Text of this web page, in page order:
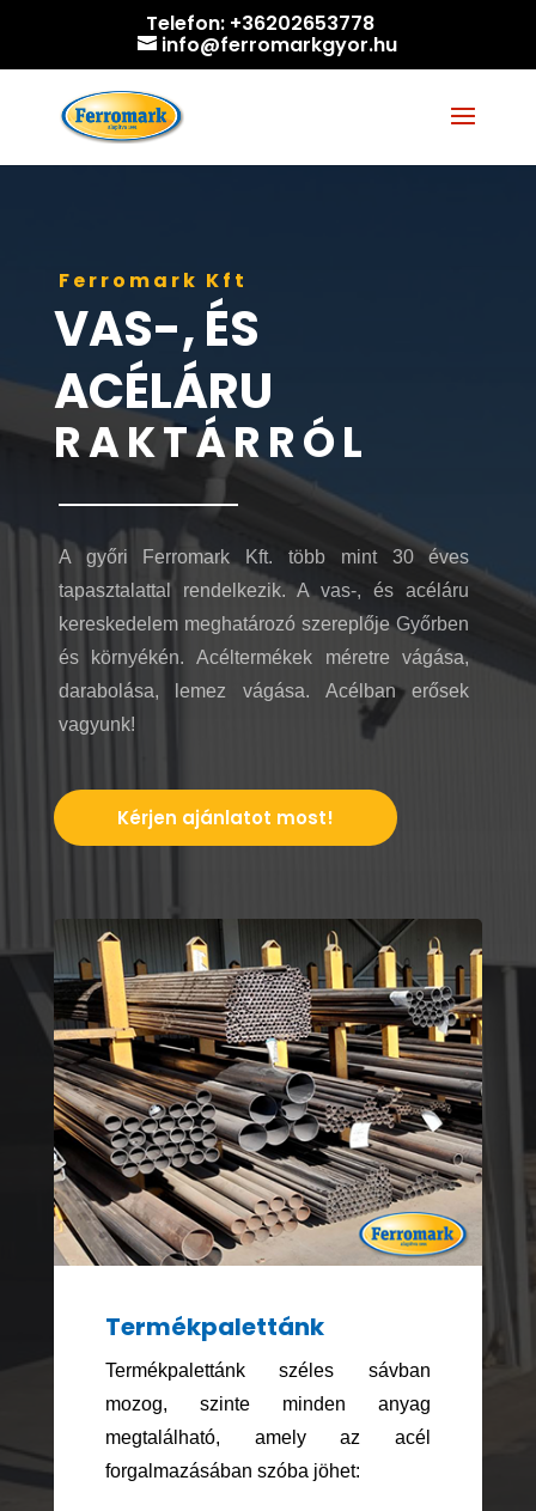
Telefon: +36202653778
info@ferromarkgyor.hu
Ferromark Kft
VAS-, ÉS
ACÉLÁRU
RAKTÁRRÓL
A győri Ferromark Kft. több mint 30 éves
tapasztalattal rendelkezik. A vas-, és acéláru
kereskedelem meghatározó szereplője Győrben
és környékén. Acéltermékek méretre vágása,
darabolása, lemez vágása. Acélban erősek
vagyunk!
Kérjen ajánlatot most!
Termékpalettánk
Termékpalettánk széles sávban
mozog, szinte minden anyag
megtalálható, amely az acél
forgalmazásában szóba jöhet: